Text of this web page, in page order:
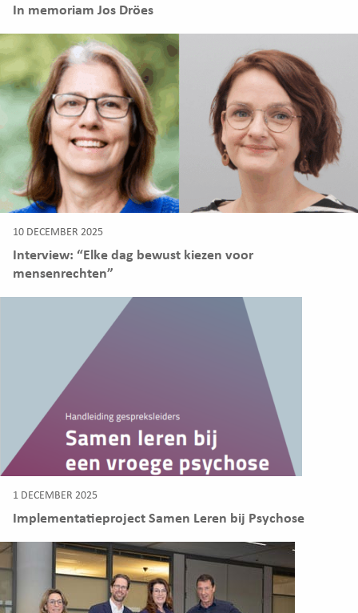
In memoriam Jos Dröes
10 DECEMBER 2025
Interview: “Elke dag bewust kiezen voor
mensenrechten”
1 DECEMBER 2025
Implementatieproject Samen Leren bij Psychose